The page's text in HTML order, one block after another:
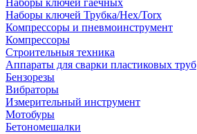
Наборы ключей гаечных
Наборы ключей Трубка/Hex/Torx
Компрессоры и пневмоинструмент
Компрессоры
Строительныя техника
Аппараты для сварки пластиковых труб
Бензорезы
Вибраторы
Измерительный инструмент
Мотобуры
Бетономешалки